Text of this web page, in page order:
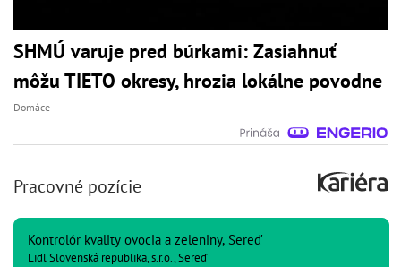
SHMÚ varuje pred búrkami: Zasiahnuť
môžu TIETO okresy, hrozia lokálne povodne
Domáce
Pracovné pozície
Kontrolór kvality ovocia a zeleniny, Sereď
Lidl Slovenská republika, s.r.o., Sereď